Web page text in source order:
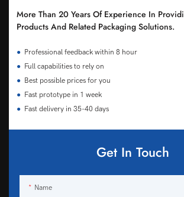
More Than 20 Years Of Experience In
Products And Related Packaging Solutions.
● Professional feedback within 8 hour
● Full capabilities to rely on
● Best possible prices for you
● Fast prototype in 1 week
● Fast delivery in 35-40 days
Get In Touch
Name